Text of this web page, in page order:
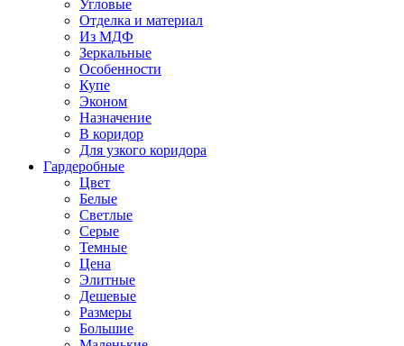
Угловые
Отделка и материал
Из МДФ
Зеркальные
Особенности
Купе
Эконом
Назначение
В коридор
Для узкого коридора
Гардеробные
Цвет
Белые
Светлые
Серые
Темные
Цена
Элитные
Дешевые
Размеры
Большие